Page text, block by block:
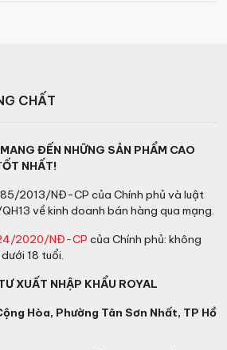
CHẤT
ĐẾN NHỮNG SẢN PHẨM CAO
NHẤT!
2013/NĐ-CP của Chính phủ và luật
về kinh doanh bán hàng qua mạng.
2020/NĐ-CP của Chính phủ: không
18 tuổi.
XUẤT NHẬP KHẨU ROYAL
Hòa, Phường Tân Sơn Nhất, TP Hồ